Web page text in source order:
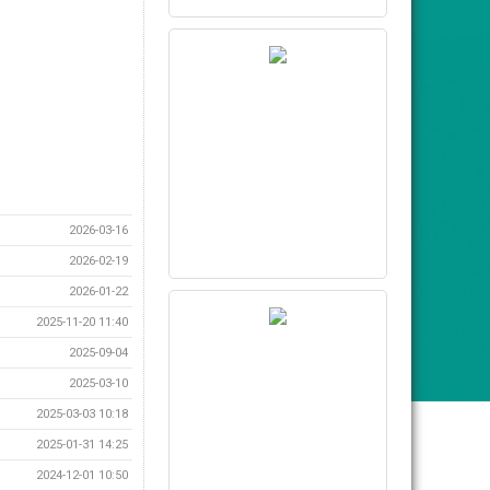
2026-03-16
2026-02-19
2026-01-22
2025-11-20 11:40
2025-09-04
2025-03-10
2025-03-03 10:18
2025-01-31 14:25
2024-12-01 10:50